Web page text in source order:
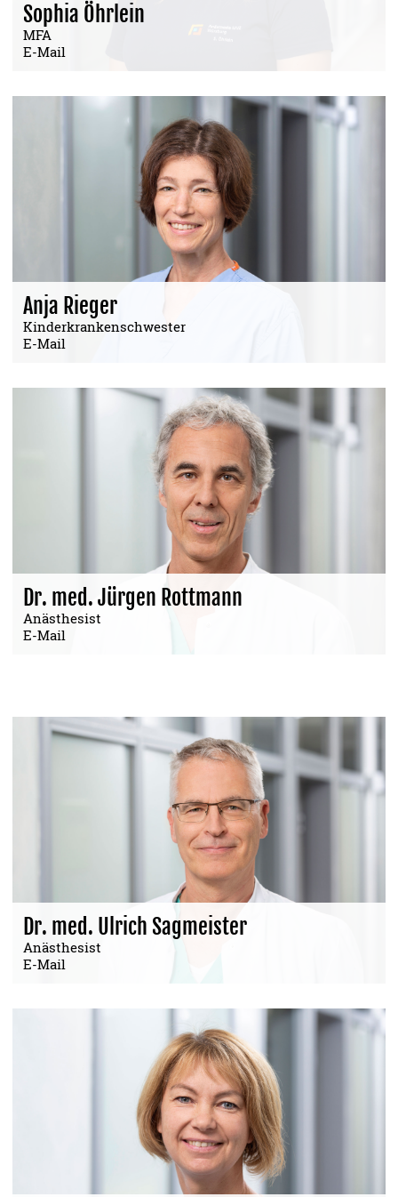
Sophia Öhrlein
MFA
E-Mail
Anja Rieger
Kinderkrankenschwester
E-Mail
Dr. med. Jürgen Rottmann
Anästhesist
E-Mail
Dr. med. Ulrich Sagmeister
Anästhesist
E-Mail